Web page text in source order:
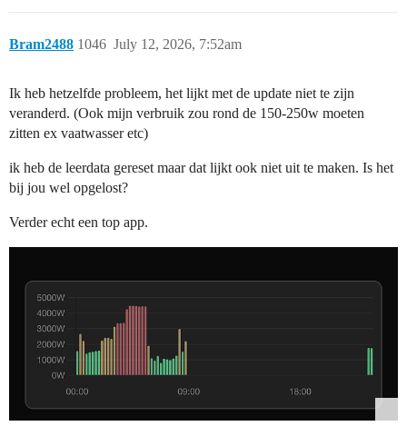
Bram2488 July 12, 2026, 7:52am
1046
Ik heb hetzelfde probleem, het lijkt met de update niet te zijn
veranderd. (Ook mijn verbruik zou rond de 150-250w moeten
zitten ex vaatwasser etc)
ik heb de leerdata gereset maar dat lijkt ook niet uit te maken. Is het
bij jou wel opgelost?
Verder echt een top app.